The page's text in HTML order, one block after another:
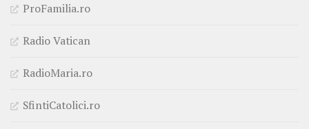
ProFamilia.ro
Radio Vatican
RadioMaria.ro
SfintiCatolici.ro